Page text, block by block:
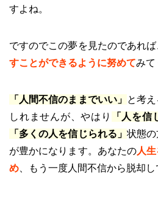
すよね。
ですのでこの夢を見たのであれ
すことができるように努めてみて
「人間不信のままでいい」 と考
しれませんが、やはり
「人を信
「多くの人を信じられる」 状態
が豊かになります。あなたの人
め 、もう一度人間不信から脱却し